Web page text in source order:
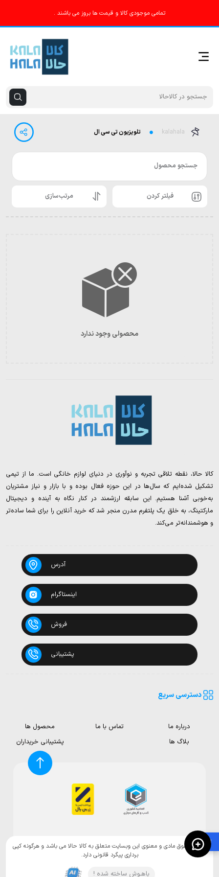
🛍️
تمامی موجودی کالا و قیمت ها بروز می باشند .
kalahala تلویزیون تی سی ال
جستجو محصول
فیلتر کردن مرتب‌سازی
محصولی وجود ندارد
کالا حالا، نقطه تلاقی تجربه و نوآوری در دنیای لوازم خانگی است. ما از تیمی
تشکیل شده‌ایم که سال‌ها در این حوزه فعال بوده و با بازار و نیاز مشتریان
به‌خوبی آشنا هستیم. این سابقه ارزشمند در کنار نگاه به آینده و دیجیتال
مارکتینگ، به خلق یک پلتفرم مدرن منجر شد که خرید آنلاین را برای شما ساده‌تر
و هوشمندانه‌تر می‌کند.
آدرس
اینستاگرام
فروش
پشتیبانی
دسترسی سریع
درباره ما تماس با ما
محصول ها
بلاگ ها
پشتیبانی خریداران
تمامی حقوق مادی و معنوی این وبسایت متعلق به کالا حالا می باشد و هرگونه کپی
برداری پیگرد قانونی دارد.
باهـوش ساخته شده !